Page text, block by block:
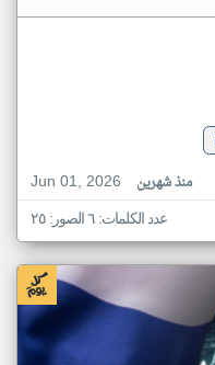
Jun 01, 2026
منذ شهرين
عدد الكلمات: ٦ الصور: ٢٥